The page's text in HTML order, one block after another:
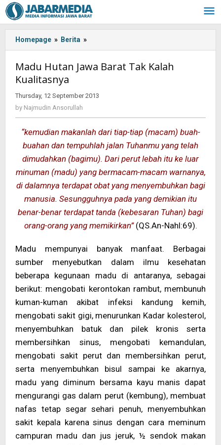
Skip
to
content
Homepage » Berita »
Hutan
Barat
Madu Hutan Jawa Barat Tak Kalah
Kualitasnya
Thursday, 12 September 2013
by Najmudin Ansorullah
“kemudian makanlah dari tiap-tiap (macam) buah-
buahan dan tempuhlah jalan Tuhanmu yang telah
dimudahkan (bagimu). Dari perut lebah itu ke luar
minuman (madu) yang bermacam-macam warnanya,
di dalamnya terdapat obat yang menyembuhkan bagi
manusia. Sesungguhnya pada yang demikian itu
benar-benar terdapat tanda (kebesaran Tuhan) bagi
orang-orang yang memikirkan” (QS.An-Nahl:69).
Madu mempunyai banyak manfaat. Berbagai
sumber menyebutkan dalam ilmu kesehatan
beberapa kegunaan madu di antaranya, sebagai
berikut: mengobati kerontokan rambut, membunuh
kuman-kuman akibat infeksi kandung kemih,
mengobati sakit gigi, menurunkan Kadar kolesterol,
menyembuhkan batuk dan pilek kronis serta
membersihkan sinus, mengobati kemandulan,
mengobati sakit perut dan membersihkan perut,
serta menyembuhkan bisul sampai ke akarnya,
madu yang diminum bersama kayu manis dapat
mengurangi gas dalam perut (kembung), membuat
nafas tetap segar sehari penuh, menyembuhkan
sakit kepala karena sinus dengan cara meminum
campuran madu dan jus jeruk, ½ sendok makan